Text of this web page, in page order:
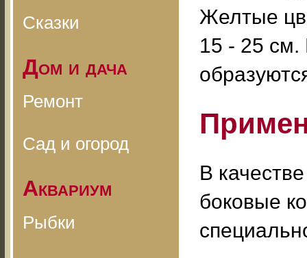
Сказки
Дом и дача
Ремонт
Сад и огород
Аквариум
Рыбки
Желтые
15 - 25 см.
В
боковые